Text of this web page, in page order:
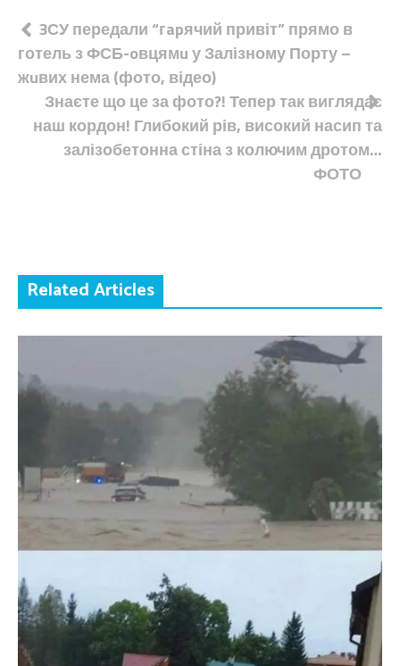
Навігація
записів
3СУ передали “гapячий привіт” прямо в
готель з ФСБ-oвцямu у Залізному Порту –
жuвих нема (фото, відео)
Знаєте що це за фото?! Тепер так виглядає
наш кордон! Глибокий рів, високий насип та
залізобетонна стіна з колючим дротом…
ФОТО
Related Articles